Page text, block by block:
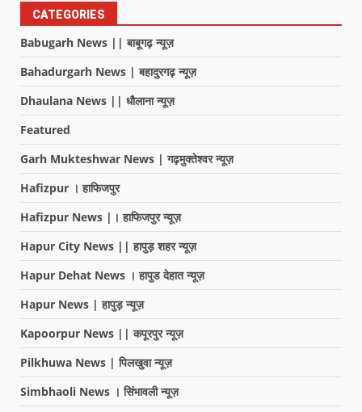
CATEGORIES
Babugarh News || बाबूगढ़ न्यूज़
Bahadurgarh News | बहादुरगढ़ न्यूज़
Dhaulana News || धौलाना न्यूज़
Featured
Garh Mukteshwar News | गढ़मुक्तेश्वर न्यूज़
Hafizpur । हाफिजपुर
Hafizpur News |। हाफिजपुर न्यूज़
Hapur City News || हापुड़ शहर न्यूज़
Hapur Dehat News । हापुड देहात न्यूज़
Hapur News | हापुड़ न्यूज़
Kapoorpur News || कपूरपुर न्यूज़
Pilkhuwa News | पिलखुवा न्यूज़
Simbhaoli News । सिंभावली न्यूज़